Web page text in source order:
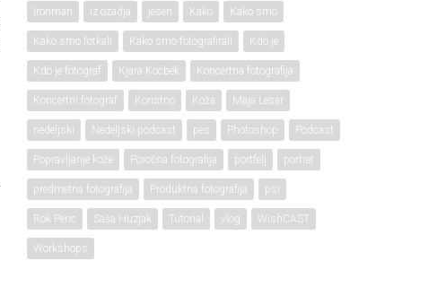
Ironman iz ozadja jesen Kako Kako smo
Kako smo fotkali Kako smo fotografirali Kdo je
Kdo je fotograf Kjara Kocbek Koncertna fotografija
Koncertni fotograf Koristno Koža Maja Lesar
nedeljski Nedeljski podcast pes Photoshop Podcast
Popravljanje kože Poročna fotografija portfelj portret
predmetna fotografija Produktna fotografija psi
Rok Peric Saša Huzjak Tutorial vlog WishCAST
Workshops